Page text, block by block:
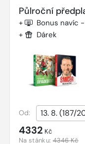
Půlroční
+ Bonus navíc
+ Dárek
Od:
4332 Kč
Na stánku:4346 Kč